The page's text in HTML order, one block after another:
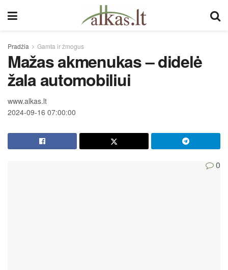
Pradžia Gamta ir žmogus
Mažas akmenukas – didelė
žala automobiliui
www.alkas.lt
2024-09-16 07:00:00
0